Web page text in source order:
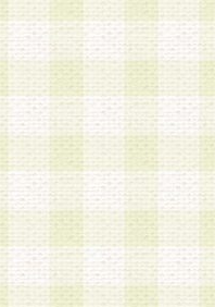
と同一のメールアドレ
ビスを提供している企
る本人またはその家族
断する場合
を会員として承認する
による会員登録手続
ても、会員登録の取り
断する方法・手段に